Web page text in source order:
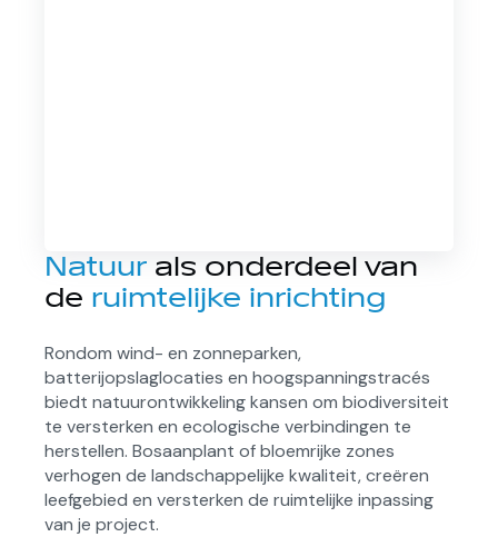
Natuur als onderdeel van
de ruimtelijke inrichting
Rondom wind- en zonneparken,
batterijopslaglocaties en hoogspanningstracés
biedt natuurontwikkeling kansen om biodiversiteit
te versterken en ecologische verbindingen te
herstellen. Bosaanplant of bloemrijke zones
verhogen de landschappelijke kwaliteit, creëren
leefgebied en versterken de ruimtelijke inpassing
van je project.